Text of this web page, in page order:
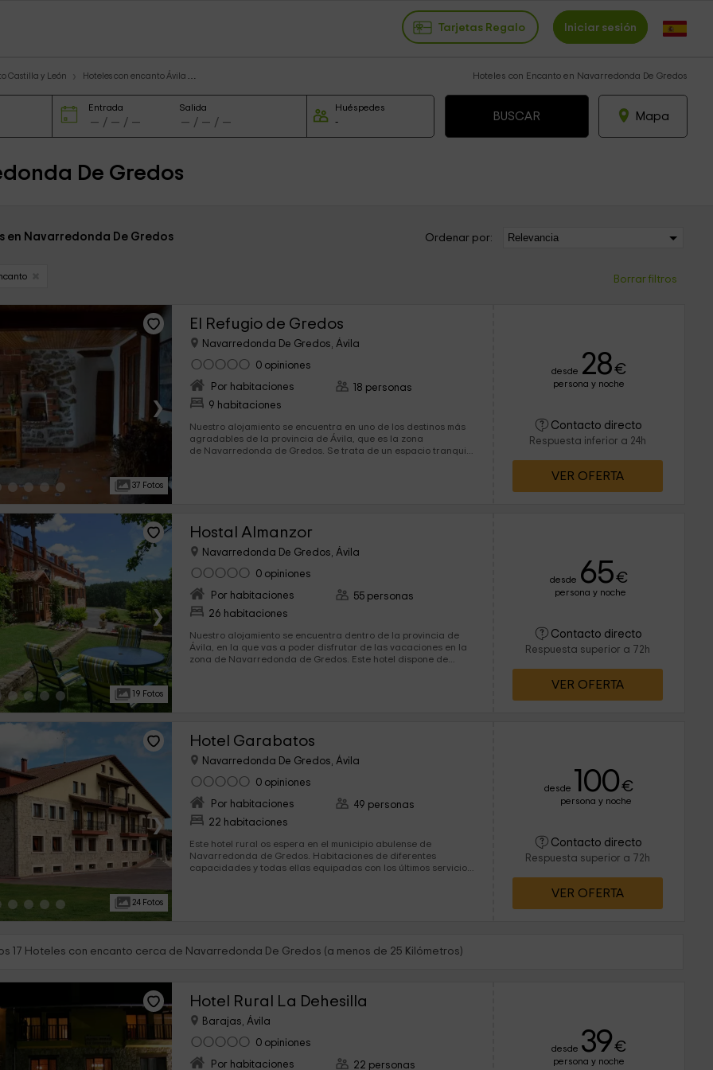
Tarjetas Regalo Iniciar sesión
Castilla y León Hoteles con encanto Ávila Hoteles con Encanto en Navarredonda De Gredos
Entrada Salida Huéspedes
Mapa
De Gredos
en Navarredonda De Gredos Ordenar por:
Borrar filtros
›
37 Fotos
El Refugio de Gredos
Navarredonda De Gredos, Ávila
0 opiniones
Por habitaciones
9 habitaciones
18 personas
Nuestro alojamiento se encuentra en uno de los destinos más
agradables de la provincia de Ávila, que es la zona
de Navarredonda de Gredos. Se trata de un espacio tranquilo
desde 28€
persona y noche
Contacto directo
Respuesta inferior a 24h
VER OFERTA
›
19 Fotos
Hostal Almanzor
Navarredonda De Gredos, Ávila
0 opiniones
Por habitaciones
26 habitaciones
55 personas
Nuestro alojamiento se encuentra dentro de la provincia de
Ávila, en la que vas a poder disfrutar de las vacaciones en la
zona de Navarredonda de Gredos. Este hotel dispone de
desde 65€
persona y noche
Contacto directo
Respuesta superior a 72h
VER OFERTA
›
24 Fotos
Hotel Garabatos
Navarredonda De Gredos, Ávila
0 opiniones
Por habitaciones
22 habitaciones
49 personas
Este hotel rural os espera en el municipio abulense de
Navarredonda de Gredos. Habitaciones de diferentes
capacidades y todas ellas equipadas con los últimos servicios
desde 100€
persona y noche
Contacto directo
Respuesta superior a 72h
VER OFERTA
17 Hoteles con encanto cerca de Navarredonda De Gredos (a menos de 25 Kilómetros)
Hotel Rural La Dehesilla
Barajas, Ávila
0 opiniones
Por habitaciones
22 personas
desde 39€
persona y noche